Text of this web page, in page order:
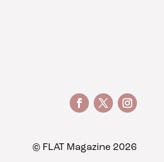
© FLAT Magazine 2026